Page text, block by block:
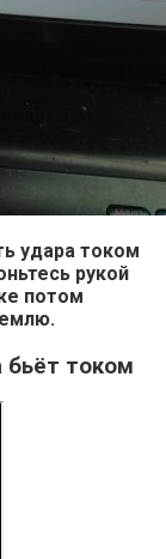
удара током
рукой
потом
током